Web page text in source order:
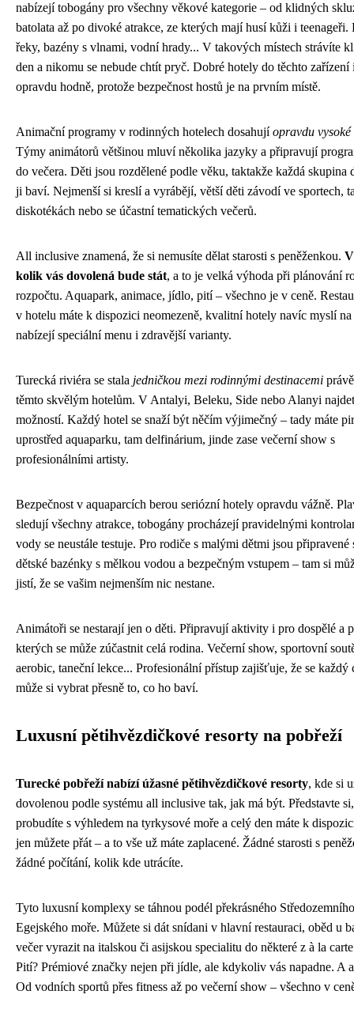
nabízejí tobogány pro všechny věkové kategorie – od klidných
batolata až po divoké atrakce, ze kterých mají husí kůži i teenageři.
řeky, bazény s vlnami, vodní hrady... V takových místech strávíte
den a nikomu se nebude chtít pryč. Dobré hotely do těchto zařízení
opravdu hodně, protože bezpečnost hostů je na prvním místě.
Animační programy v rodinných hotelech dosahujíopravdu vysoké
Týmy animátorů většinou mluví několika jazyky a připravují
do večera. Děti jsou rozdělené podle věku, taktakže každá skupina
ji baví. Nejmenší si kreslí a vyrábějí, větší děti závodí ve sportech,
diskotékách nebo se účastní tematických večerů.
All inclusive znamená, že si nemusíte dělat starosti s peněženkou.
kolik vás dovolená bude stát, a to je velká výhoda při plánování
rozpočtu. Aquapark, animace, jídlo, pití – všechno je v ceně.
v hotelu máte k dispozici neomezeně, kvalitní hotely navíc myslí na
nabízejí speciální menu i zdravější varianty.
Turecká riviéra se stala jedničkou mezi rodinnými destinacemi
těmto skvělým hotelům. V Antalyi, Beleku, Side nebo Alanyi
možností. Každý hotel se snaží být něčím výjimečný – tady máte
uprostřed aquaparku, tam delfinárium, jinde zase večerní show s
profesionálními artisty.
Bezpečnost v aquaparcích berou seriózní hotely opravdu vážně.
sledují všechny atrakce, tobogány procházejí pravidelnými
vody se neustále testuje. Pro rodiče s malými dětmi jsou připravené
dětské bazénky s mělkou vodou a bezpečným vstupem – tam si
jistí, že se vašim nejmenším nic nestane.
Animátoři se nestarají jen o děti. Připravují aktivity i pro dospělé a
kterých se může zúčastnit celá rodina. Večerní show, sportovní
aerobic, taneční lekce... Profesionální přístup zajišťuje, že se každý
může si vybrat přesně to, co ho baví.
Luxusní pětihvězdičkové resorty na pobřeží
Turecké pobřeží nabízí úžasné pětihvězdičkové resorty, kde si
dovolenou podle systému all inclusive tak, jak má být. Představte
probudíte s výhledem na tyrkysové moře a celý den máte k
jen můžete přát – a to vše už máte zaplacené. Žádné starosti s
žádné počítání, kolik kde utrácíte.
Tyto luxusní komplexy se táhnou podél překrásného
Egejského moře. Můžete si dát snídani v hlavní restauraci, oběd u
večer vyrazit na italskou či asijskou specialitu do některé z à la
Pití? Prémiové značky nejen při jídle, ale kdykoliv vás napadne. A
Od vodních sportů přes fitness až po večerní show – všechno v